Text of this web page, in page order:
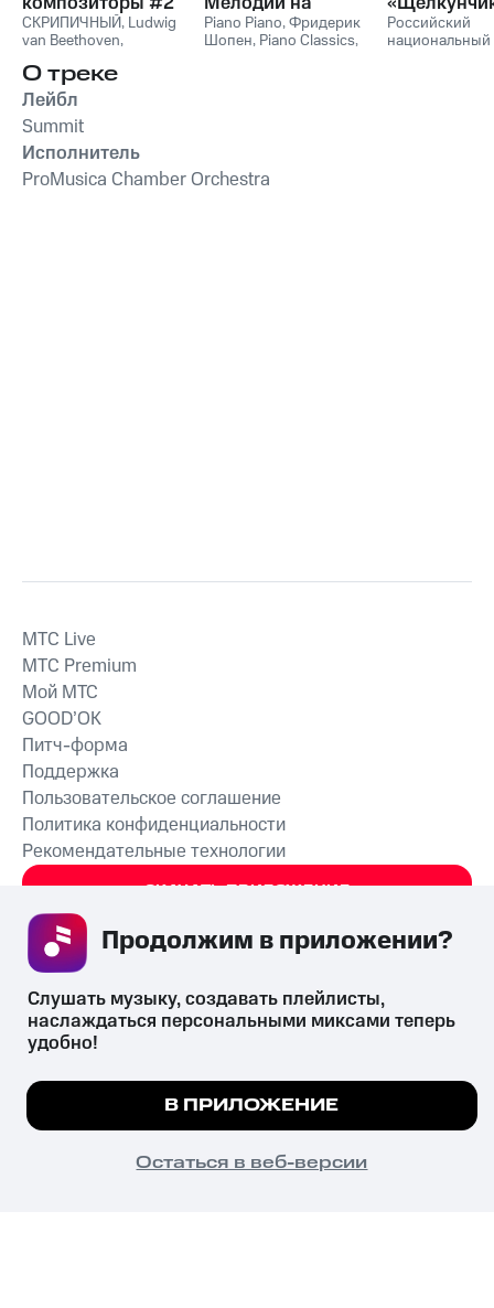
СКРИПИЧНЫЙ, Ludwig
van Beethoven,
Франц Шуберт
String Orchestra
Антонио Вивальди
Пианино
Piano Piano,Фридерик
Шопен, Piano Classics,
Российский
национальный
О треке
Лейбл
Summit
Исполнитель
ProMusica Chamber Orchestra
СКАЧАТЬ ПРИЛОЖЕНИЕ
MTС Live
MTС Premium
Мой МТС
GOOD’OK
Питч-форма
Поддержка
Пользовательское соглашение
Политика конфиденциальности
Рекомендательные технологии
Незаконное потребление наркотических средств,
психотропных веществ, их аналогов причиняет вред здоровью,
законодательством ответственность.
© 2026 ООО «КИОН».
Все права защищены
18+
Мы используем куки, чтобы на сайте все
Подробнее
ПОНЯТНО
Продолжим в приложении?
Слушать музыку, создавать плейлисты,
наслаждаться персональными миксами теперь
удобно!
В ПРИЛОЖЕНИЕ
Остаться в веб-версии